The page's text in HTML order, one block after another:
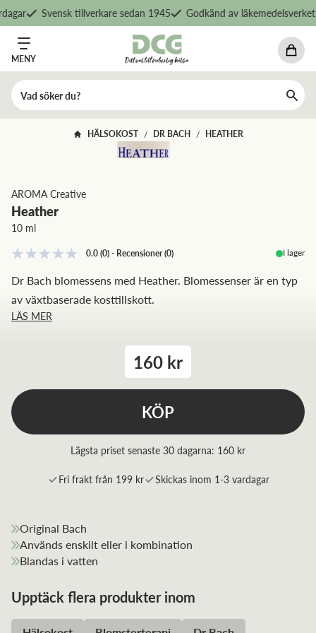
Svensk tillverkare sedan 1945 Godkänd av läkemedelsverket
MENY
HÄLSOKOST / DR BACH / HEATHER
AROMA Creative
Heather
10 ml
0.0(0)- Recensioner(0) I lager
Dr Bach blomessens med Heather. Blomessenser är en typ
av växtbaserade kosttillskott.
LÄS MER
160 kr
KÖP
Lägsta priset senaste 30 dagarna: 160 kr
Fri frakt från 199 kr Skickas inom 1-3 vardagar
Original Bach
Används enskilt eller i kombination
Blandas i vatten
Upptäck flera produkter inom